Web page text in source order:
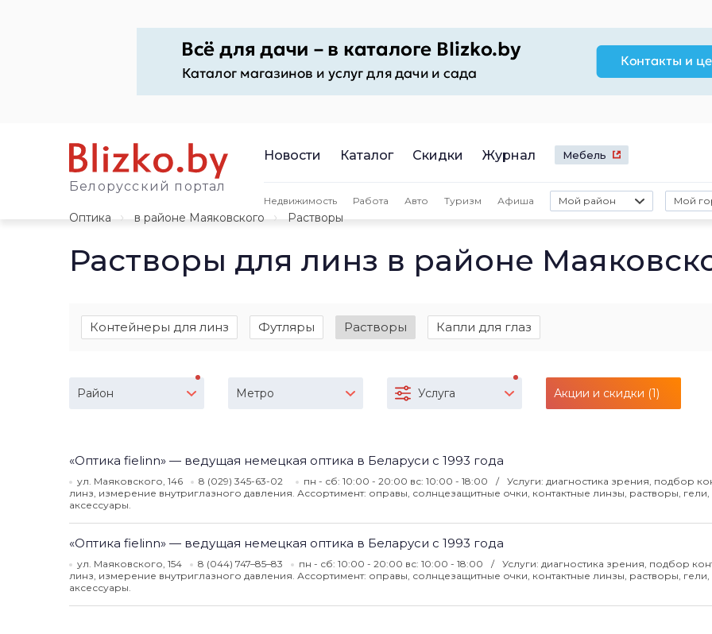
Белорусский портал
Новости Каталог Скидки Журнал Мебель
Недвижимость Работа Авто Туризм Афиша Мой район Мой
Оптика в районе Маяковского Растворы
Растворы для линз в районе
Контейнеры для линз Футляры Растворы Капли для глаз
Район Метро Услуга Акции и скидки (1)
«Оптика fielinn» — ведущая немецкая оптика в Беларуси с 1993 года
ул. Маяковского, 146 8 (029) 345-63-02 пн - сб: 10:00 - 20:00 вс: 10:00 - 18:00
Услуги: диагностика зрения, подбор
линз, измерение внутриглазного давления. Ассортимент: оправы, солнцезащитные очки, контактные линзы, растворы, гели,
аксессуары.
«Оптика fielinn» — ведущая немецкая оптика в Беларуси с 1993 года
ул. Маяковского, 154 8 (044) 747–85–83 пн - сб: 10:00 - 20:00 вс: 10:00 - 18:00
Услуги: диагностика зрения, подбор
линз, измерение внутриглазного давления. Ассортимент: оправы, солнцезащитные очки, контактные линзы, растворы, гели,
аксессуары.